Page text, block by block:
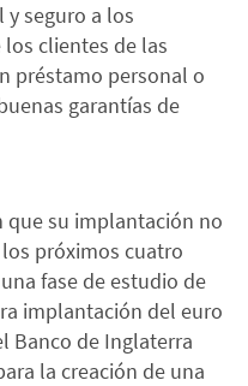
y seguro a los
clientes de las
préstamo personal o
garantías de
que su implantación no
próximos cuatro
fase de estudio de
implantación del euro
Banco de Inglaterra
la creación de una